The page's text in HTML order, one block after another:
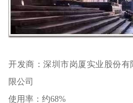
开发商：深圳市岗厦实业股份
限公司
使用率：约68%